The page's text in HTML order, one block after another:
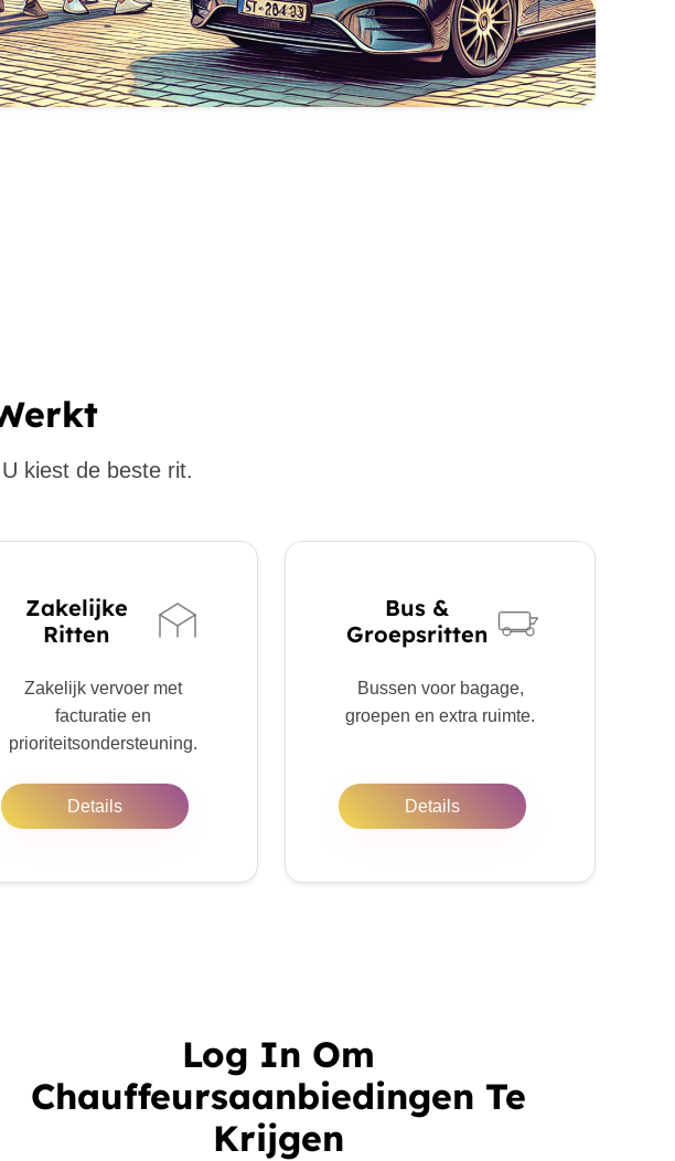
kiest de beste rit.
Zakelijke
Ritten
Zakelijk vervoer met
facturatie en
prioriteitsondersteuning.
Details
Bus &
Groepsritten
Bussen voor bagage,
groepen en extra ruimte.
Details
Log In Om
Chauffeursaanbiedingen Te
Krijgen